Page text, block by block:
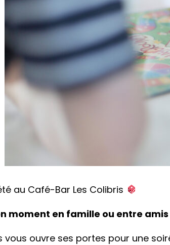
au Café-Bar Les Colibris
moment en famille ou entre amis
vous ouvre ses portes pour une